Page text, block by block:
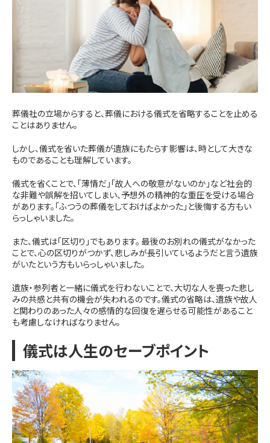
葬儀社の立場からすると、葬儀における儀式を省略することを止める
ことはありません。
しかし、儀式を省いた葬儀が遺族にもたらす影響は、時として大きな
ものであることも理解しています。
儀式を省くことで、「薄情だ」「故人への敬意がないのか」など社会的
な非難や誤解を招いてしまい、予想外の精神的な重圧を受ける場合
があります。「ふつうの葬儀をしておけばよかった」と後悔する方もい
らっしゃいました。
また、儀式は「区切り」でもあります。 最後のお別れの儀式がなかった
ことで、心の区切りがつかず、悲しみが長引いているようだと言う遺族
がいたという方もいらっしゃいました。
遺族・参列者と一緒に儀式を行わないことで、大切な人を喪った悲し
みの共感と共有の機会が失われるのです。儀式の省略は、遺族や故人
と関わりのあった人々の感情的な回復を遅らせる可能性があること
も考慮しなければなりません。
儀式は人生のセーブポイント